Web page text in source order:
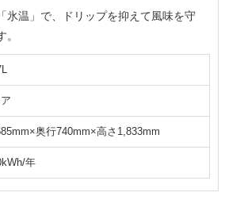
氷温」で、ドリップを抑えて風味を守
奥行740mm×高さ1,833mm
年